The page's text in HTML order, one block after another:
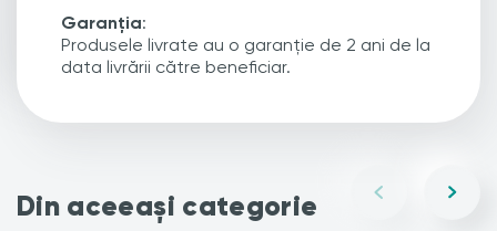
Garanția:
Produsele livrate au o garanție de 2 ani de la
data livrării către beneficiar.
Din aceeași categorie